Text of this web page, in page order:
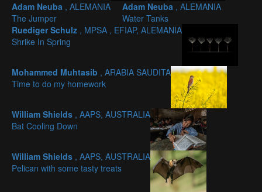
Adam Neuba , ALEMANIA
The Jumper
Adam Neuba , ALEMANIA
Water Tanks
Ruediger Schulz , MPSA , EFIAP, ALEMANIA
Shrike In Spring
Mohammed Muhtasib , ARABIA SAUDITA
Time to do my homework
William Shields , AAPS, AUSTRALIA
Bat Cooling Down
William Shields , AAPS, AUSTRALIA
Pelican with some tasty treats